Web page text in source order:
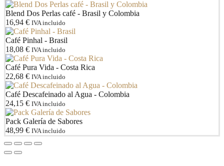
Blend Dos Perlas café - Brasil y Colombia
16,94 € IVA incluido
Café Pinhal - Brasil
18,08 € IVA incluido
Café Pura Vida - Costa Rica
22,68 € IVA incluido
Café Descafeinado al Agua - Colombia
24,15 € IVA incluido
Pack Galería de Sabores
48,99 € IVA incluido